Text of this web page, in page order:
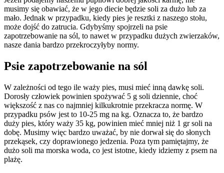
musimy się obawiać, że w jego diecie będzie soli za dużo lub za
mało. Jednak w przypadku, kiedy pies je resztki z naszego stołu,
może dojść do zatrucia. Gdybyśmy spojrzeli na psie
zapotrzebowanie na sól, to nawet w przypadku dużych zwierzaków,
nasze dania bardzo przekroczyłyby normy.
Psie zapotrzebowanie na sól
W zależności od tego ile waży pies, musi mieć inną dawkę soli.
Dorosły człowiek powinien spożywać 5 g soli dziennie, choć
większość z nas co najmniej kilkukrotnie przekracza normę. W
przypadku psów jest to 10-25 mg na kg. Oznacza to, że bardzo
duży pies, który waży 35 kg, powinien mieć mniej niż 1 gr soli na
dobę. Musimy więc bardzo uważać, by nie dorwał się do słonych
przekąsek, czy doprawionego jedzenia. Poza tym pamiętajmy, że
dużo soli ma morska woda, co jest istotne, kiedy idziemy z psem na
plażę.